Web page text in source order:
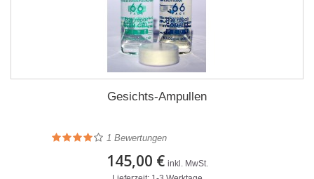
Gesichts-Ampullen
1 Bewertungen
145,00 € inkl. MwSt.